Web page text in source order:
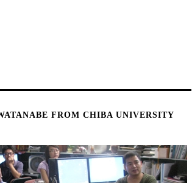
FROM CHIBA UNIVERSITY